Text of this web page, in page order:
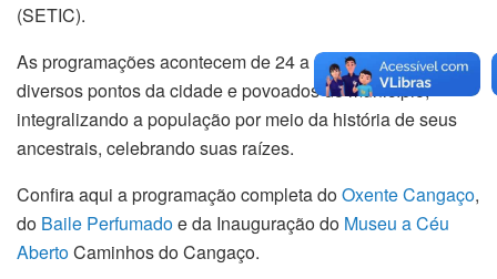
(SETIC).
As programações acontecem de 24 a 29/03/2026, em
diversos pontos da cidade e povoados do município,
integralizando a população por meio da história de seus
ancestrais, celebrando suas raízes.
Confira aqui a programação completa doOxente Cangaço,
do Baile Perfumadoe da Inauguração do Museu a Céu
AbertoCaminhos do Cangaço.